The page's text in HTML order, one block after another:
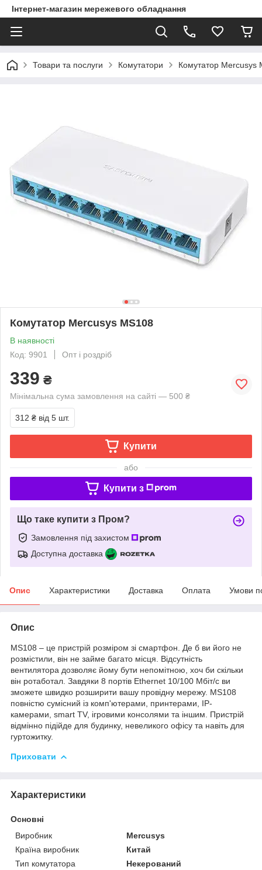
Інтернет-магазин мережевого обладнання
Товари та послуги Комутатори Комутатор Mercusys
Комутатор Mercusys MS108
В наявності
Код: 9901
Опт і роздріб
339 ₴
Мінімальна сума замовлення на сайті — 500 ₴
312 ₴ від 5 шт.
Купити
або
Купити з
Що таке купити з Пром?
Замовлення під захистом
Доступна доставка
Опис Характеристики Доставка Оплата Умови
Опис
MS108 – це пристрій розміром зі смартфон. Де б ви його не
розмістили, він не займе багато місця. Відсутність
вентилятора дозволяє йому бути непомітною, хоч би скільки
він ротаботал. Завдяки 8 портів Ethernet 10/100 Мбіт/с ви
зможете швидко розширити вашу провідну мережу. MS108
повністю сумісний із комп'ютерами, принтерами, IP-
камерами, smart TV, ігровими консолями та іншим. Пристрій
відмінно підійде для будинку, невеликого офісу та навіть для
гуртожитку.
Приховати
Характеристики
Основні
Виробник
Mercusys
Країна виробник
Китай
Тип комутатора
Некерований